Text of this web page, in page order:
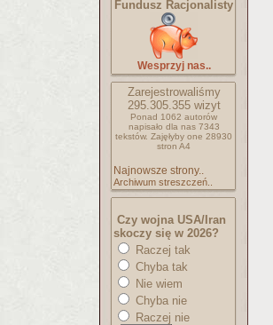
Fundusz Racjonalisty
Wesprzyj nas..
Zarejestrowaliśmy
295.305.355wizyt
Ponad 1062 autorów
napisało dla nas 7343
tekstów. Zajęłyby one 28930
stron A4
Najnowsze strony..
Archiwum streszczeń..
Czy wojna USA/Iran
skoczy się w 2026?
Raczej tak
Chyba tak
Nie wiem
Chyba nie
Raczej nie